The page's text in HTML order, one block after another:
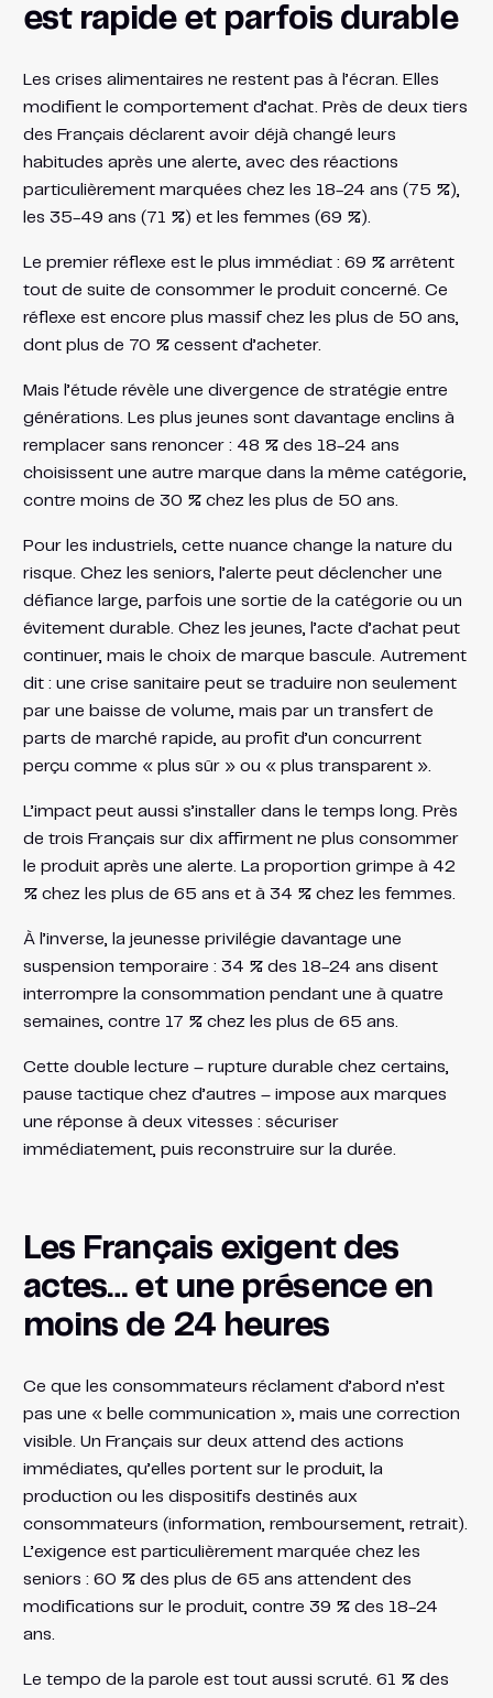
est rapide et parfois durable
Les crises alimentaires ne restent pas à l’écran. Elles
modifient le comportement d’achat. Près de deux tiers
des Français déclarent avoir déjà changé leurs
habitudes après une alerte, avec des réactions
particulièrement marquées chez les 18-24 ans (75 %),
les 35-49 ans (71 %) et les femmes (69 %).
Le premier réflexe est le plus immédiat : 69 % arrêtent
tout de suite de consommer le produit concerné. Ce
réflexe est encore plus massif chez les plus de 50 ans,
dont plus de 70 % cessent d’acheter.
Mais l’étude révèle une divergence de stratégie entre
générations. Les plus jeunes sont davantage enclins à
remplacer sans renoncer : 48 % des 18-24 ans
choisissent une autre marque dans la même catégorie,
contre moins de 30 % chez les plus de 50 ans.
Pour les industriels, cette nuance change la nature du
risque. Chez les seniors, l’alerte peut déclencher une
défiance large, parfois une sortie de la catégorie ou un
évitement durable. Chez les jeunes, l’acte d’achat peut
continuer, mais le choix de marque bascule. Autrement
dit : une crise sanitaire peut se traduire non seulement
par une baisse de volume, mais par un transfert de
parts de marché rapide, au profit d’un concurrent
perçu comme « plus sûr » ou « plus transparent ».
L’impact peut aussi s’installer dans le temps long. Près
de trois Français sur dix affirment ne plus consommer
le produit après une alerte. La proportion grimpe à 42
% chez les plus de 65 ans et à 34 % chez les femmes.
À l’inverse, la jeunesse privilégie davantage une
suspension temporaire : 34 % des 18-24 ans disent
interrompre la consommation pendant une à quatre
semaines, contre 17 % chez les plus de 65 ans.
Cette double lecture – rupture durable chez certains,
pause tactique chez d’autres – impose aux marques
une réponse à deux vitesses : sécuriser
immédiatement, puis reconstruire sur la durée.
Les Français exigent des
actes… et une présence en
moins de 24 heures
Ce que les consommateurs réclament d’abord n’est
pas une « belle communication », mais une correction
visible. Un Français sur deux attend des actions
immédiates, qu’elles portent sur le produit, la
production ou les dispositifs destinés aux
consommateurs (information, remboursement, retrait).
L’exigence est particulièrement marquée chez les
seniors : 60 % des plus de 65 ans attendent des
modifications sur le produit, contre 39 % des 18-24
ans.
Le tempo de la parole est tout aussi scruté. 61 % des